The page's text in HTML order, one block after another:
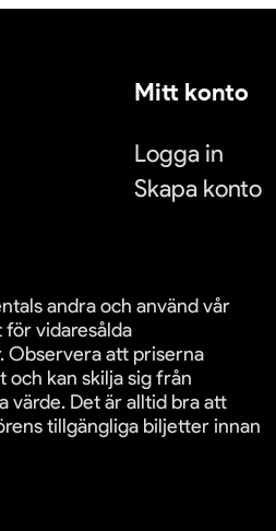
Mitt konto
Logga in
Skapa konto
andra och använd vår
för vidaresålda
Observera att priserna
kan skilja sig från
värde. Det är alltid bra att
tillgängliga biljetter innan